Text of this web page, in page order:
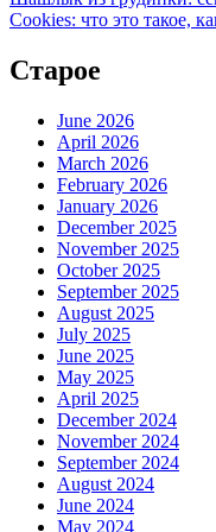
Cookies: что это такое,
Старое
June 2026
April 2026
March 2026
February 2026
January 2026
December 2025
November 2025
October 2025
September 2025
August 2025
July 2025
June 2025
May 2025
April 2025
December 2024
November 2024
September 2024
August 2024
June 2024
May 2024